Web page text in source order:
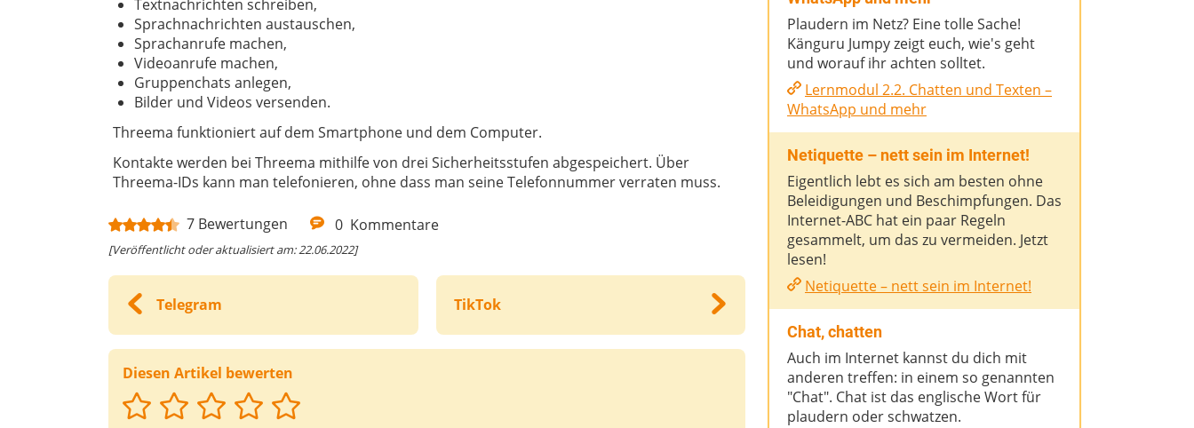
Textnachrichten schreiben,
Sprachnachrichten austauschen,
Sprachanrufe machen,
Videoanrufe machen,
Gruppenchats anlegen,
Bilder und Videos versenden.
Threema funktioniert auf dem Smartphone und dem Computer.
Kontakte werden bei Threema mithilfe von drei Sicherheitsstufen abgespeichert. Über
Threema-IDs kann man telefonieren, ohne dass man seine Telefonnummer verraten muss.
7 Bewertungen 0 Kommentare
[Veröffentlicht oder aktualisiert am: 22.06.2022]
Telegram TikTok
Diesen Artikel bewerten
Plaudern im Netz? Eine tolle Sache!
Känguru Jumpy zeigt euch, wie's geht
und worauf ihr achten solltet.
Lernmodul 2.2. Chatten und Texten –
WhatsApp und mehr
Netiquette – nett sein im Internet!
Eigentlich lebt es sich am besten ohne
Beleidigungen und Beschimpfungen. Das
Internet-ABC hat ein paar Regeln
gesammelt, um das zu vermeiden. Jetzt
lesen!
Netiquette – nett sein im Internet!
Chat, chatten
Auch im Internet kannst du dich mit
anderen treffen: in einem so genannten
"Chat". Chat ist das englische Wort für
plaudern oder schwatzen.